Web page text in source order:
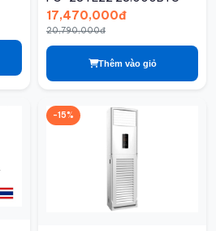
17,470,000đ
20,790,000đ
Thêm vào giỏ
-15%